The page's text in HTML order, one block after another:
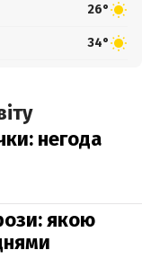
26°
34°
негода
якою